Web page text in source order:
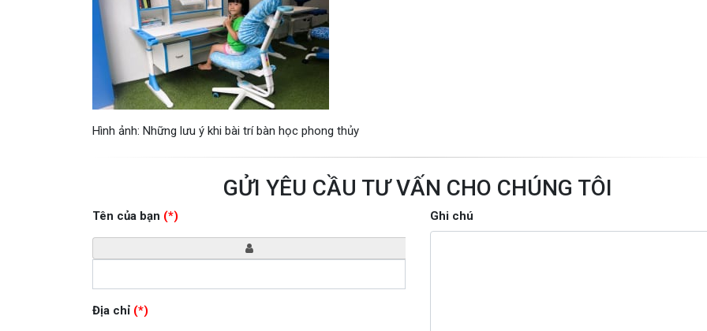
Hình ảnh: Những lưu ý khi bài trí bàn học phong thủy
GỬI YÊU CẦU TƯ VẤN CHO CHÚNG TÔI
Tên của bạn (*)
Địa chỉ (*)
Ghi chú